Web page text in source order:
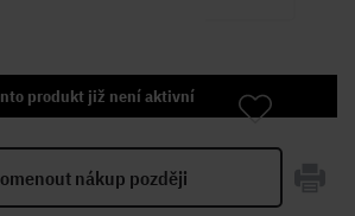
produkt již není aktivní
nákup později